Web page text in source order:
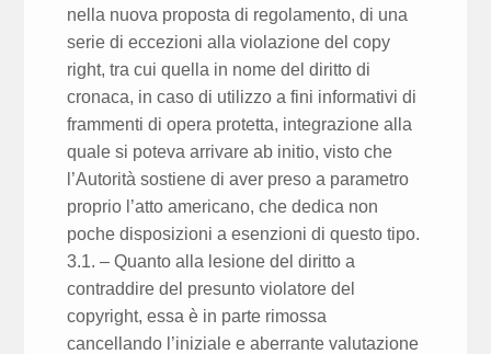
nella nuova proposta di regolamento, di una
serie di eccezioni alla violazione del copy
right, tra cui quella in nome del diritto di
cronaca, in caso di utilizzo a fini informativi di
frammenti di opera protetta, integrazione alla
quale si poteva arrivare ab initio, visto che
l’Autorità sostiene di aver preso a parametro
proprio l’atto americano, che dedica non
poche disposizioni a esenzioni di questo tipo.
3.1. – Quanto alla lesione del diritto a
contraddire del presunto violatore del
copyright, essa è in parte rimossa
cancellando l’iniziale e aberrante valutazione